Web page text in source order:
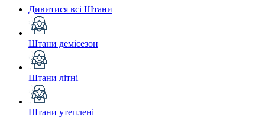
Дивитися всі Штани
Штани демісезон
Штани літні
Штани утеплені